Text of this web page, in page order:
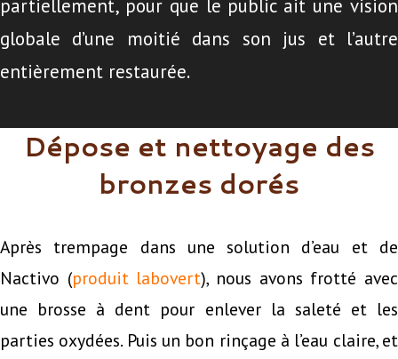
partiellement, pour que le public ait une vision
globale d’une moitié dans son jus et l’autre
entièrement restaurée.
Dépose et nettoyage des
bronzes dorés
Après trempage dans une solution d’eau et de
Nactivo (produit labovert), nous avons frotté avec
une brosse à dent pour enlever la saleté et les
parties oxydées. Puis un bon rinçage à l’eau claire, et